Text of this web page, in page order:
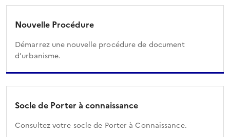
Nouvelle Procédure
Démarrez une nouvelle procédure de document
d’urbanisme.
Socle de Porter à connaissance
Consultez votre socle de Porter à Connaissance.